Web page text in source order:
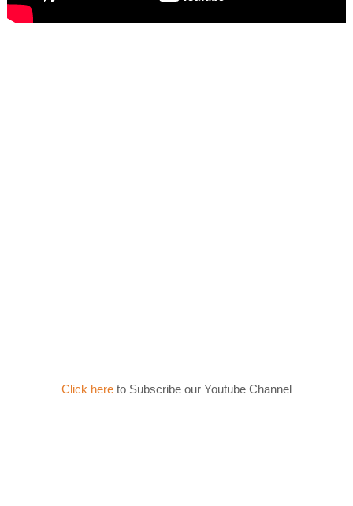
Click here to Subscribe our Youtube Channel